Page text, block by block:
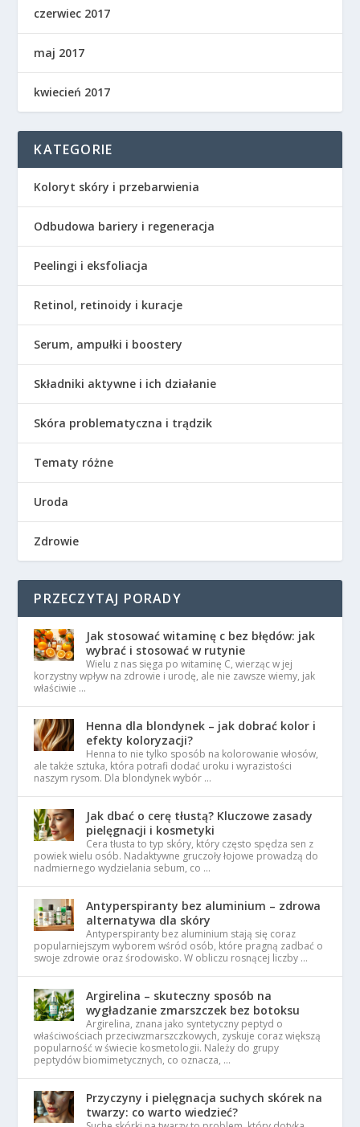
czerwiec 2017
maj 2017
kwiecień 2017
KATEGORIE
Koloryt skóry i przebarwienia
Odbudowa bariery i regeneracja
Peelingi i eksfoliacja
Retinol, retinoidy i kuracje
Serum, ampułki i boostery
Składniki aktywne i ich działanie
Skóra problematyczna i trądzik
Tematy różne
Uroda
Zdrowie
PRZECZYTAJ PORADY
Jak stosować witaminę c bez błędów: jak
wybrać i stosować w rutynie
Wielu z nas sięga po witaminę C, wierząc w jej
korzystny wpływ na zdrowie i urodę, ale nie zawsze wiemy, jak
właściwie …
Henna dla blondynek – jak dobrać kolor i
efekty koloryzacji?
Henna to nie tylko sposób na kolorowanie włosów,
ale także sztuka, która potrafi dodać uroku i wyrazistości
naszym rysom. Dla blondynek wybór …
Jak dbać o cerę tłustą? Kluczowe zasady
pielęgnacji i kosmetyki
Cera tłusta to typ skóry, który często spędza sen z
powiek wielu osób. Nadaktywne gruczoły łojowe prowadzą do
nadmiernego wydzielania sebum, co …
Antyperspiranty bez aluminium – zdrowa
alternatywa dla skóry
Antyperspiranty bez aluminium stają się coraz
popularniejszym wyborem wśród osób, które pragną zadbać o
swoje zdrowie oraz środowisko. W obliczu rosnącej liczby …
Argirelina – skuteczny sposób na
wygładzanie zmarszczek bez botoksu
Argirelina, znana jako syntetyczny peptyd o
właściwościach przeciwzmarszczkowych, zyskuje coraz większą
popularność w świecie kosmetologii. Należy do grupy
peptydów biomimetycznych, co oznacza, …
Przyczyny i pielęgnacja suchych skórek na
twarzy: co warto wiedzieć?